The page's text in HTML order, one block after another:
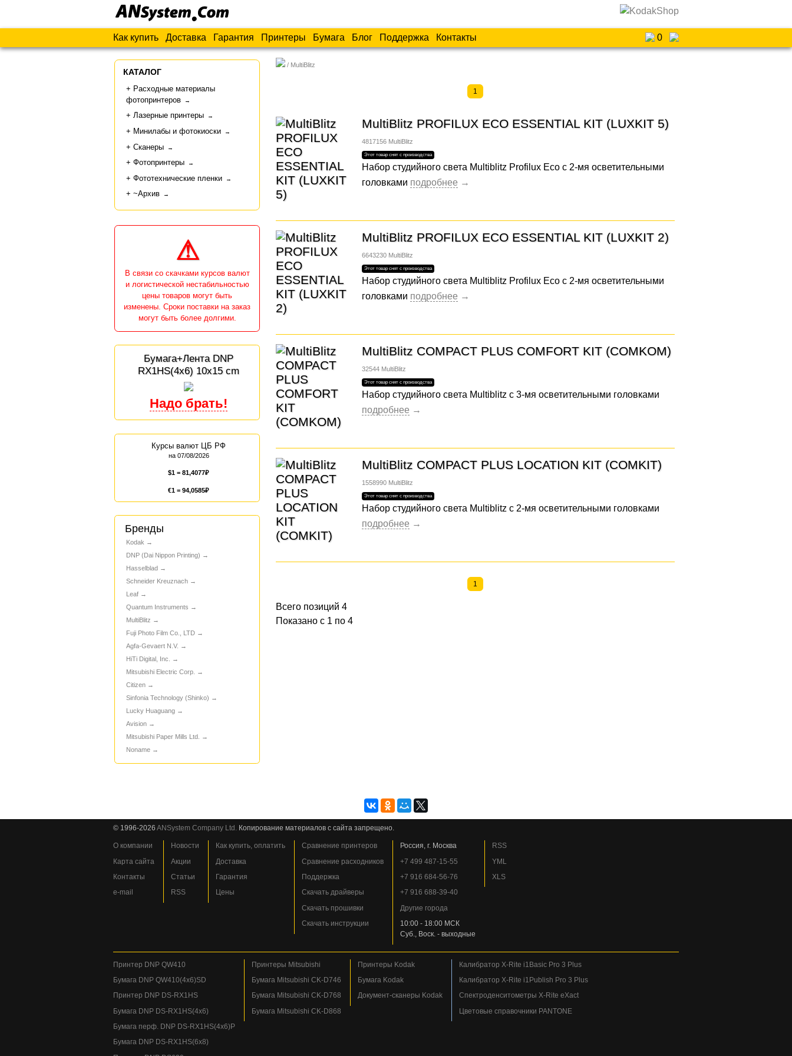
Как купить Доставка Гарантия Принтеры Бумага Блог Поддержка Контакты 0
MultiBlitz
1
MultiBlitz PROFILUX ECO ESSENTIAL KIT (LUXKIT 5)
4817156MultiBlitz
Набор студийного света Multiblitz Profilux Eco с 2-мя осветительными
головками
MultiBlitz PROFILUX ECO ESSENTIAL KIT (LUXKIT 2)
6643230MultiBlitz
Набор студийного света Multiblitz Profilux Eco с 2-мя осветительными
головками
MultiBlitz COMPACT PLUS COMFORT KIT (COMKOM)
32544MultiBlitz
Набор студийного света Multiblitz с 3-мя осветительными головками
MultiBlitz COMPACT PLUS LOCATION KIT (COMKIT)
1558990MultiBlitz
Набор студийного света Multiblitz с 2-мя осветительными головками
1
Всего позиций 4
Показано с 1 по 4
КАТАЛОГ
Расходные материалы
фотопринтеров
→
Лазерные принтеры →
Минилабы и фотокиоски →
Сканеры →
Фотопринтеры →
Фототехнические пленки →
~Архив →
⚠
В связи со скачками курсов валют
и логистической нестабильностью
цены товаров могут быть
изменены. Сроки поставки на заказ
могут быть более долгими.
Бумага+Лента DNP
RX1HS(4x6) 10x15 cm
Курсы валют ЦБ РФ
на 07/08/2026
$1 =81,4077
€1 =94,0585
Бренды
Kodak
DNP (Dai Nippon Printing)
Hasselblad
Schneider Kreuznach
Leaf
Quantum Instruments
MultiBlitz
Fuji Photo Film Co., LTD
Agfa-Gevaert N.V.
HiTi Digital, Inc.
Mitsubishi Electric Corp.
Citizen
Sinfonia Technology (Shinko)
Lucky Huaguang
Avision
Mitsubishi Paper Mills Ltd.
Noname
© 1996-2026 ANSystem Company Ltd. Копирование материалов с сайта запрещено.
О компании
Карта сайта
Контакты
e-mail
Новости
Акции
Статьи
RSS
Как купить, оплатить
Доставка
Гарантия
Цены
Сравнение принтеров
Сравнение расходников
Поддержка
Скачать драйверы
Скачать прошивки
Скачать инструкции
Россия, г. Москва
+7 499 487-15-55
+7 916 684-56-76
+7 916 688-39-40
Другие города
10:00 - 18:00 МСК
Суб., Воск. - выходные
RSS
YML
XLS
Принтер DNP QW410
Бумага DNP QW410(4x6)SD
Принтер DNP DS-RX1HS
Бумага DNP DS-RX1HS(4x6)
Бумага перф. DNP DS-RX1HS(4x6)P
Бумага DNP DS-RX1HS(6x8)
Принтеры Mitsubishi
Бумага Mitsubishi CK-D746
Бумага Mitsubishi CK-D768
Бумага Mitsubishi CK-D868
Принтеры Kodak
Бумага Kodak
Документ-сканеры Kodak
Калибратор X-Rite i1Basic Pro 3 Plus
Калибратор X-Rite i1Publish Pro 3 Plus
Спектроденситометры X-Rite eXact
Цветовые справочники PANTONE